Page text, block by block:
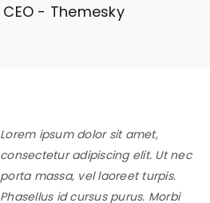
CEO - Themesky
Lorem ipsum dolor sit amet,
consectetur adipiscing elit. Ut nec
porta massa, vel laoreet turpis.
Phasellus id cursus purus. Morbi